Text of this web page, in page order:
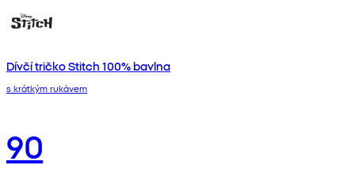
Dívčí tričko Stitch 100% bavlna
s krátkým rukávem
90